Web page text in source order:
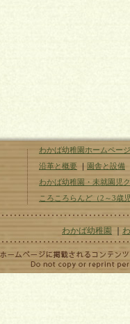
わかば幼稚園ホームペー
沿革と概要 ｜ 園舎と設備
わかば幼稚園・未就園児
ころころらんど（2～3歳
わかば幼稚園